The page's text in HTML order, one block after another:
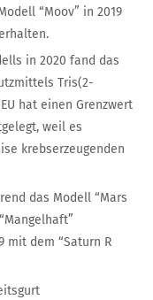
“Moov” in 2019
in 2020 fand das
Tris(2-
hat einen Grenz­wert
weil es
krebs­erzeugenden
das Modell “Mars
mit dem “Saturn R